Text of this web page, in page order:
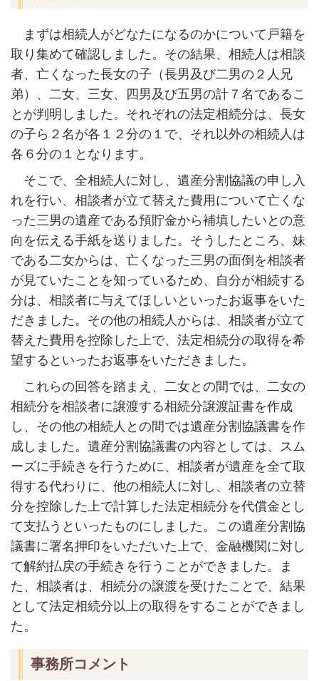
まずは相続人がどなたになるのかについて戸籍を
取り集めて確認しました。その結果、相続人は相談
者、亡くなった長女の子（長男及び二男の２人兄
弟）、二女、三女、四男及び五男の計７名であるこ
とが判明しました。それぞれの法定相続分は、長女
の子ら２名が各１２分の１で、それ以外の相続人は
各６分の１となります。
そこで、全相続人に対し、遺産分割協議の申し入
れを行い、相談者が立て替えた費用について亡くな
った三男の遺産である預貯金から補填したいとの意
向を伝える手紙を送りました。そうしたところ、妹
である二女からは、亡くなった三男の面倒を相談者
が見ていたことを知っているため、自分が相続する
分は、相談者に与えてほしいといったお返事をいた
だきました。その他の相続人からは、相談者が立て
替えた費用を控除した上で、法定相続分の取得を希
望するといったお返事をいただきました。
これらの回答を踏まえ、二女との間では、二女の
相続分を相談者に譲渡する相続分譲渡証書を作成
し、その他の相続人との間では遺産分割協議書を作
成しました。遺産分割協議書の内容としては、スム
ーズに手続きを行うために、相談者が遺産を全て取
得する代わりに、他の相続人に対し、相談者の立替
分を控除した上で計算した法定相続分を代償金とし
て支払うといったものにしました。この遺産分割協
議書に署名押印をいただいた上で、金融機関に対し
て解約払戻の手続きを行うことができました。ま
た、相談者は、相続分の譲渡を受けたことで、結果
として法定相続分以上の取得をすることができまし
た。
事務所コメント